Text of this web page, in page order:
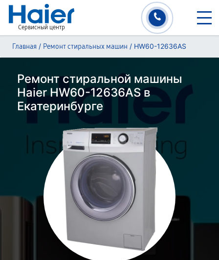
Сервисный центр
Главная / Ремонт стиральных машин / HW60-12636AS
Ремонт стиральной машины
Haier HW60-12636AS в
Екатеринбурге